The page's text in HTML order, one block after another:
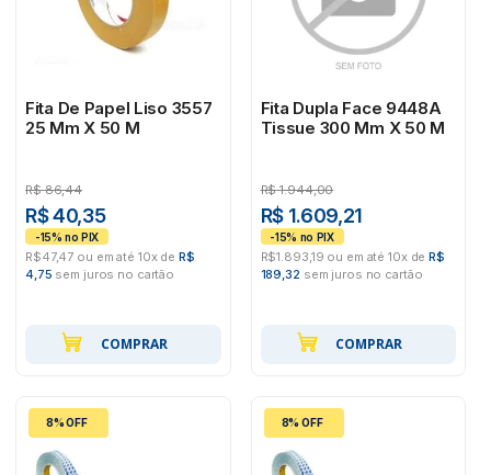
Fita De Papel Liso 3557
25 Mm X 50 M
R$ 86,44
R$ 40,35
R$47,47 ou em até 10x de R$
4,75 sem juros no cartão
COMPRAR
Fita Dupla Face 9448A
Tissue 300 Mm X 50 M
R$ 1.944,00
R$ 1.609,21
R$1.893,19 ou em até 10x deR$
189,32 sem juros no cartão
COMPRAR
8% OFF 8% OFF